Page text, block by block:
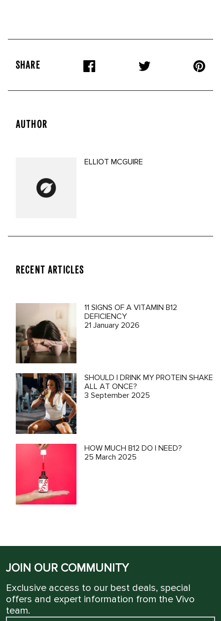
SHARE
AUTHOR
ELLIOT MCGUIRE
RECENT ARTICLES
11 SIGNS OF A VITAMIN B12
DEFICIENCY
21 January 2026
SHOULD I DRINK MY PROTEIN SHAKE
ALL AT ONCE?
3 September 2025
HOW MUCH B12 DO I NEED?
25 March 2025
JOIN OUR COMMUNITY
Exclusive access to our best deals, special
offers and expert information from the Vivo
team.